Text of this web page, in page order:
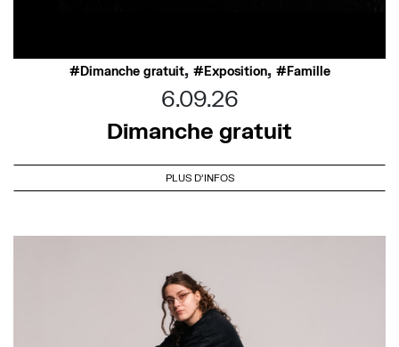
Dimanche gratuit, Exposition, Famille
6.09.26
Dimanche gratuit
PLUS D'INFOS